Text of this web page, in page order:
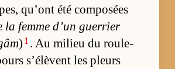
qu’ont été com­po­sées
la femme d’un guer­rier
) 1 . Au mi­lieu du rou­le­
s’élèvent les pleurs